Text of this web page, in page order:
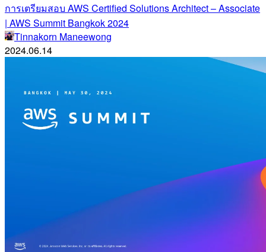
การเตรียมสอบ AWS Certified Solutions Architect – Associate
| AWS Summit Bangkok 2024
Tinnakorn Maneewong
2024.06.14